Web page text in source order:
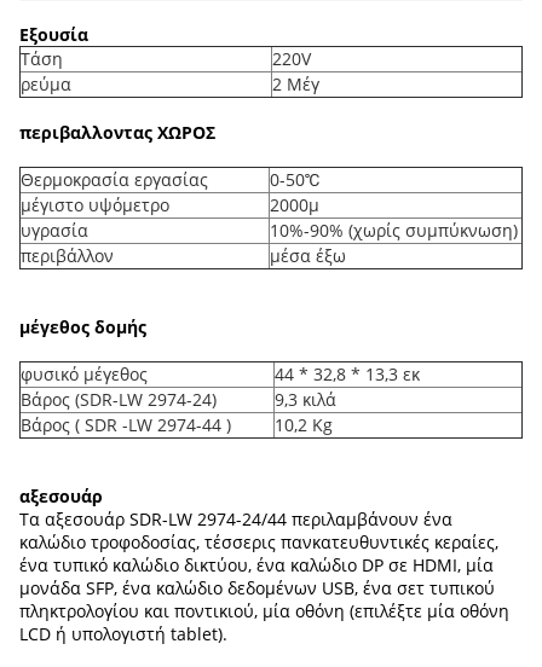
Εξουσία
Τάση
220V
ρεύμα
2 Μέγ
περιβαλλοντας ΧΩΡΟΣ
Θερμοκρασία εργασίας
0-50℃
μέγιστο υψόμετρο
2000μ
υγρασία
10%-90% (χωρίς συμπύκνωση)
περιβάλλον
μέσα έξω
μέγεθος δομής
φυσικό μέγεθος
44 * 32,8 * 13,3 εκ
Βάρος (SDR-LW 2974-24)
9,3 κιλά
Βάρος ( SDR -LW 2974-44 )
10,2 Kg
αξεσουάρ
Τα αξεσουάρ SDR-LW 2974-24/44 περιλαμβάνουν ένα
καλώδιο τροφοδοσίας, τέσσερις πανκατευθυντικές κεραίες,
ένα τυπικό καλώδιο δικτύου, ένα καλώδιο DP σε HDMI, μία
μονάδα SFP, ένα καλώδιο δεδομένων USB, ένα σετ τυπικού
πληκτρολογίου και ποντικιού, μία οθόνη (επιλέξτε μία οθόνη
LCD ή υπολογιστή tablet).